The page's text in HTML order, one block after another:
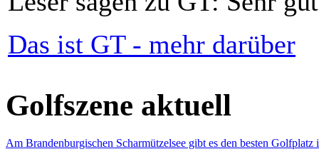
Das ist GT - mehr darüber
Golfszene aktuell
Am Brandenburgischen Scharmützelsee gibt es den besten